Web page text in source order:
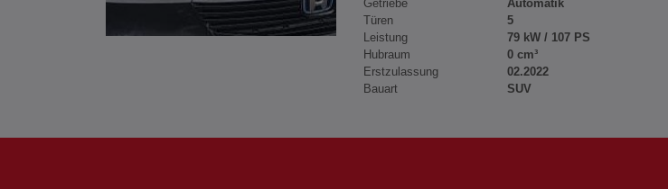
Getriebe
Automatik
Türen
5
Leistung
79 kW / 107 PS
Hubraum
0 cm³
Erstzulassung
02.2022
Bauart
SUV